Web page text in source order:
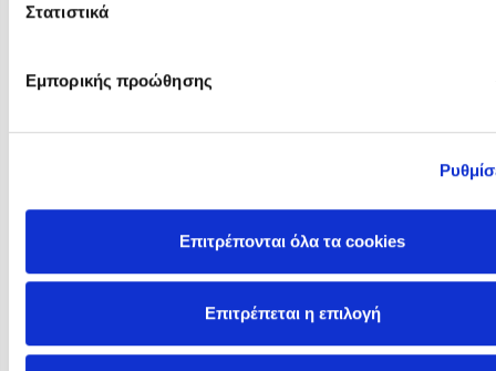
Στατιστικά
Εμπορικής προώθησης
Επιτρέπονται όλα τα cookies
Επιτρέπεται η επιλογή